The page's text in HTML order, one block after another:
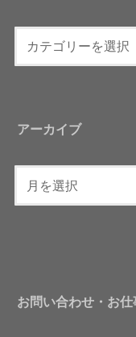
アーカイブ
お問い合わせ・お